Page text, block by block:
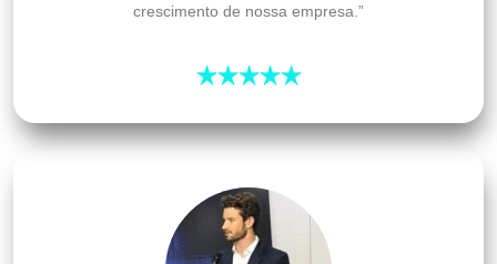
crescimento de nossa empresa.”